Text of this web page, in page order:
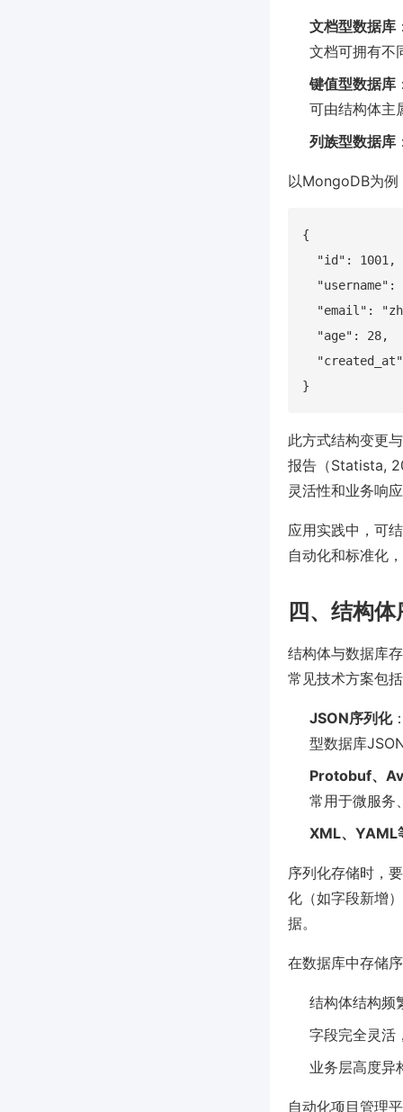
文档型数据库
文档可拥有不
键值型数据库
可由结构体主
列族型数据库
以MongoDB为例
{
  "id": 1001,
"username":
"email":
  "age": 28,
此方式结构变更
报告（Statista,
灵活性和业务响
应用实践中，可
自动化和标准化
四、结构
结构体与数据库
常见技术方案包
JSON序列化
型数据库
Protobuf、
常用于微服务
XML、YAML
序列化存储时，
化（如字段新增
据。
在数据库中存储
结构体结构频
字段完全灵活
业务层高度异
自动化项目管理